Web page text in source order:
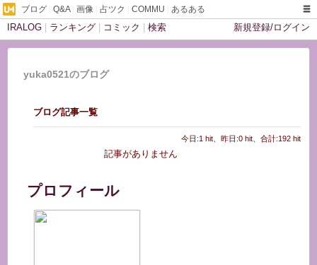
ブログ Q&A| 画像 占ツク COMMU あるある
IRALOG ランキング コミック 検索 新規登録/ログイン
yuka0521のブログ
ブログ記事一覧
今日:1 hit、昨日:0 hit、合計:192 hit
記事がありません
プロフィール